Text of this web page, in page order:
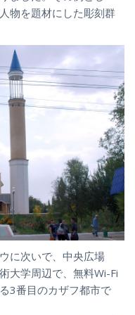
物を題材にした彫刻群
に次いで、中央広場
大学周辺で、無料Wi-Fi
3番目のカザフ都市で